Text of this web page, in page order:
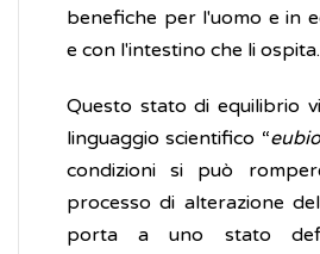
benefiche per l'uomo e in
e con l'intestino che li ospita.
Questo stato di equilibrio
linguaggio scientifico “
condizioni si può
processo di alterazione
porta a uno stato